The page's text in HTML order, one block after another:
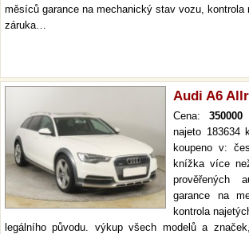
měsíců garance na mechanický stav vozu,
záruka…
Audi A6
Cena: 350000
najeto 183634
koupeno v:
knížka více
garance na
kontrola
legálního původu. výkup všech modelů a